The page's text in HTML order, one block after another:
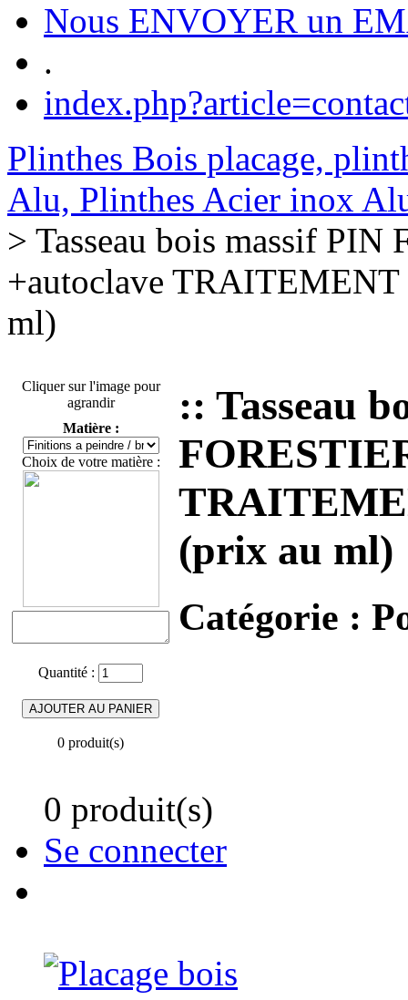
Nous ENVOYER un
.
Plinthes Bois placage,
Alu, Plinthes Acier inox
> Tasseau bois massif
+autoclave
ml)
Cliquer sur l'image pour
agrandir
Matière :
Choix de votre matière :
Quantité :
0 produit(s)
:: Tasseau
(prix au ml)
Catégorie :
0 produit(s)
Se connecter